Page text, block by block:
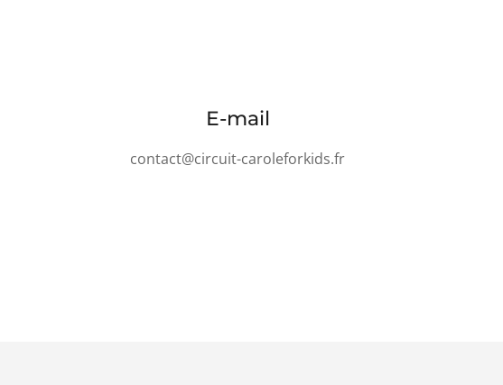
E-mail
contact@circuit-caroleforkids.fr